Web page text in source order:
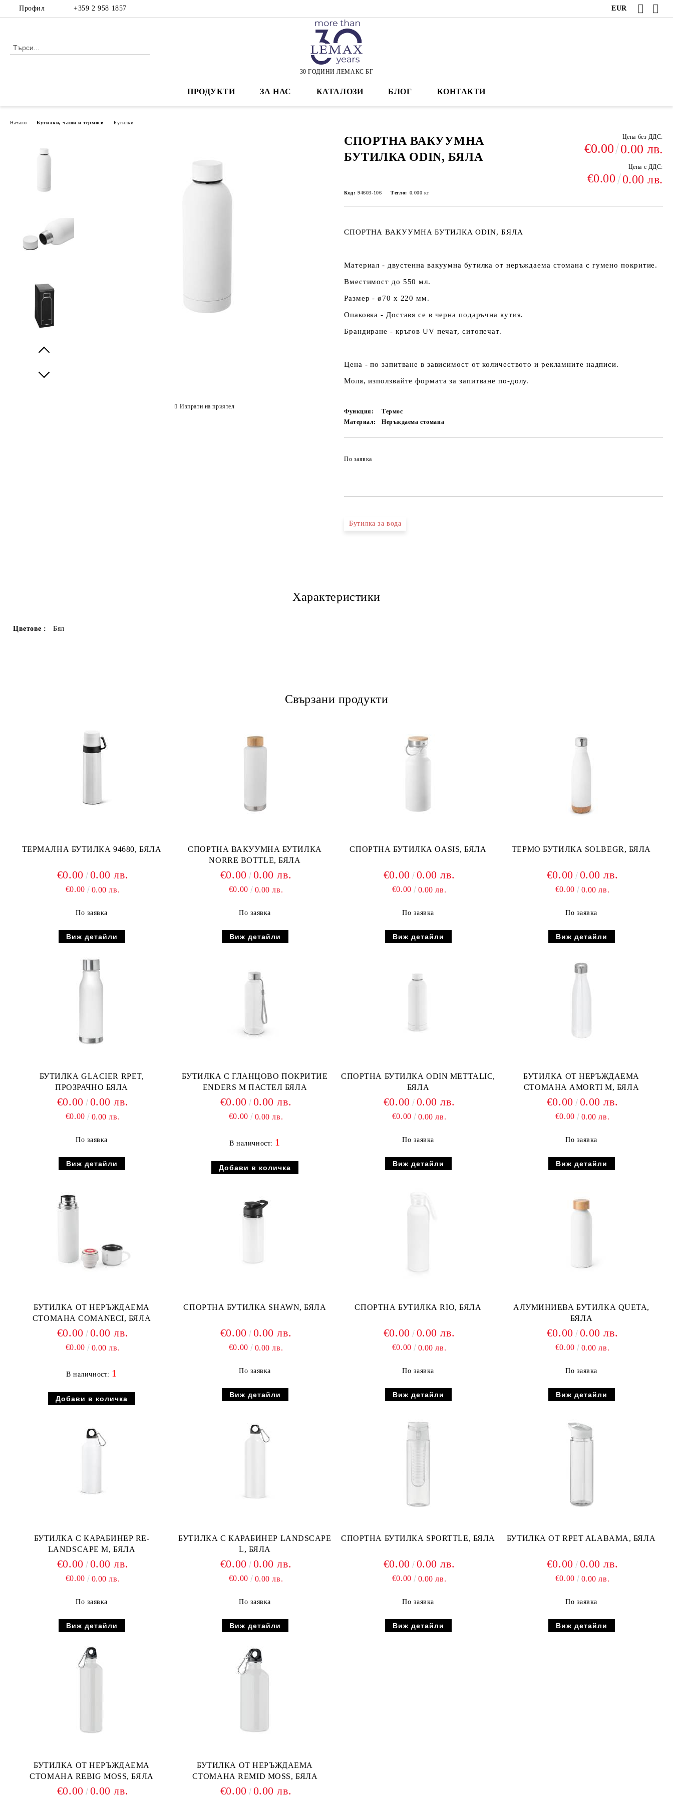
Профил +359 2 958 1857 EUR
30 ГОДИНИ ЛЕМАКС БГ
ПРОДУКТИ ЗА НАС КАТАЛОЗИ БЛОГ КОНТАКТИ
Начало Бутилки, чаши и термоси Бутилки
СПОРТНА ВАКУУМНА
БУТИЛКА ODIN, БЯЛА
Цена без ДДС:
€0.00 0.00 лв.
Цена с ДДС:
€0.00 0.00 лв.
Код: 94603-106 Тегло: 0.000 кг
СПОРТНА ВАКУУМНА БУТИЛКА ODIN, БЯЛА
Материал - двустенна вакуумна бутилка от неръждаема стомана с гумено покритие.
Вместимост до 550 мл.
Размер - ø70 x 220 мм.
Опаковка - Доставя се в черна подаръчна кутия.
Брандиране - кръгов UV печат, ситопечат.
Цена - по запитване в зависимост от количеството и рекламните надписи.
Моля, използвайте формата за запитване по-долу.
Функция:
Термос
Материал:
Неръждаема стомана
По заявка
Бутилка за вода
Изпрати на приятел
Характеристики
Цветове : Бял
Свързани продукти
ТЕРМАЛНА БУТИЛКА 94680, БЯЛА
€0.00 0.00 лв.
€0.00 0.00 лв.
По заявка
Виж детайли
СПОРТНА ВАКУУМНА БУТИЛКА
NORRE BOTTLE, БЯЛА
€0.00 0.00 лв.
€0.00 0.00 лв.
По заявка
Виж детайли
СПОРТНА БУТИЛКА OASIS, БЯЛА
€0.00 0.00 лв.
€0.00 0.00 лв.
По заявка
Виж детайли
ТЕРМО БУТИЛКА SOLBEGR, БЯЛА
€0.00 0.00 лв.
€0.00 0.00 лв.
По заявка
Виж детайли
БУТИЛКА GLACIER RPET,
ПРОЗРАЧНО БЯЛА
€0.00 0.00 лв.
€0.00 0.00 лв.
По заявка
Виж детайли
БУТИЛКА С ГЛАНЦОВО ПОКРИТИЕ
ENDERS M ПАСТЕЛ БЯЛА
€0.00 0.00 лв.
€0.00 0.00 лв.
В наличност: 1
СПОРТНА БУТИЛКА ODIN METTALIC,
БЯЛА
€0.00 0.00 лв.
€0.00 0.00 лв.
По заявка
Виж детайли
БУТИЛКА ОТ НЕРЪЖДАЕМА
СТОМАНА AMORTI М, БЯЛА
€0.00 0.00 лв.
€0.00 0.00 лв.
По заявка
Виж детайли
БУТИЛКА ОТ НЕРЪЖДАЕМА
СТОМАНА COMANECI, БЯЛА
€0.00 0.00 лв.
€0.00 0.00 лв.
В наличност: 1
СПОРТНА БУТИЛКА SHAWN, БЯЛА
€0.00 0.00 лв.
€0.00 0.00 лв.
По заявка
Виж детайли
СПОРТНА БУТИЛКА RIO, БЯЛА
€0.00 0.00 лв.
€0.00 0.00 лв.
По заявка
Виж детайли
АЛУМИНИЕВА БУТИЛКА QUETA,
БЯЛА
€0.00 0.00 лв.
€0.00 0.00 лв.
По заявка
Виж детайли
БУТИЛКА С КАРАБИНЕР RE-
LANDSCAPE M, БЯЛА
€0.00 0.00 лв.
€0.00 0.00 лв.
По заявка
Виж детайли
БУТИЛКА С КАРАБИНЕР LANDSCAPE
L, БЯЛА
€0.00 0.00 лв.
€0.00 0.00 лв.
По заявка
Виж детайли
СПОРТНА БУТИЛКА SPORTTLE, БЯЛА
€0.00 0.00 лв.
€0.00 0.00 лв.
По заявка
Виж детайли
БУТИЛКА ОТ RPET ALABAMA, БЯЛА
€0.00 0.00 лв.
€0.00 0.00 лв.
По заявка
Виж детайли
БУТИЛКА ОТ НЕРЪЖДАЕМА
СТОМАНА REBIG MOSS, БЯЛА
€0.00 0.00 лв.
БУТИЛКА ОТ НЕРЪЖДАЕМА
СТОМАНА REMID MOSS, БЯЛА
€0.00 0.00 лв.